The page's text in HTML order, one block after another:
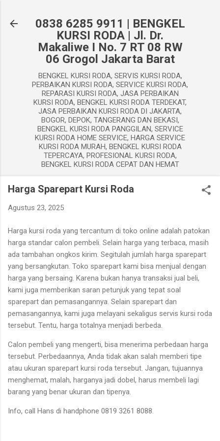
0838 6285 9911 | BENGKEL
KURSI RODA | Jl. Dr.
Makaliwe I No. 7 RT 08 RW
06 Grogol Jakarta Barat
BENGKEL KURSI RODA, SERVIS KURSI RODA,
PERBAIKAN KURSI RODA, SERVICE KURSI RODA,
REPARASI KURSI RODA, JASA PERBAIKAN
KURSI RODA, BENGKEL KURSI RODA TERDEKAT,
JASA PERBAIKAN KURSI RODA DI JAKARTA,
BOGOR, DEPOK, TANGERANG DAN BEKASI,
BENGKEL KURSI RODA PANGGILAN, SERVICE
KURSI RODA HOME SERVICE, HARGA SERVICE
KURSI RODA MURAH, BENGKEL KURSI RODA
TEPERCAYA, PROFESIONAL KURSI RODA,
BENGKEL KURSI RODA CEPAT DAN HEMAT
Harga Sparepart Kursi Roda
Agustus 23, 2025
Harga kursi roda yang tercantum di toko online adalah patokan
harga standar calon pembeli. Selain harga yang terbaca, masih
ada tambahan ongkos kirim. Segitulah jumlah harga sparepart
yang bersangkutan. Toko sparepart kami bisa menjual dengan
harga yang bersaing. Karena bukan hanya transaksi jual beli,
kami juga memberikan saran petunjuk yang tepat soal
sparepart dan pemasangannya. Selain sparepart dan
pemasangannya, kami juga melayani sekaligus servis kursi roda
tersebut. Tentu, harga totalnya menjadi berbeda.
Calon pembeli yang mengerti, bisa menerima perbedaan harga
tersebut. Perbedaannya, Anda tidak akan salah memberi tipe
atau ukuran sparepart kursi roda tersebut. Jangan, tujuannya
menghemat, malah, harganya jadi dobel, harus membeli lagi
barang yang benar ukuran dan tipenya.
Info, call Hans di handphone 0819 3261 8088.